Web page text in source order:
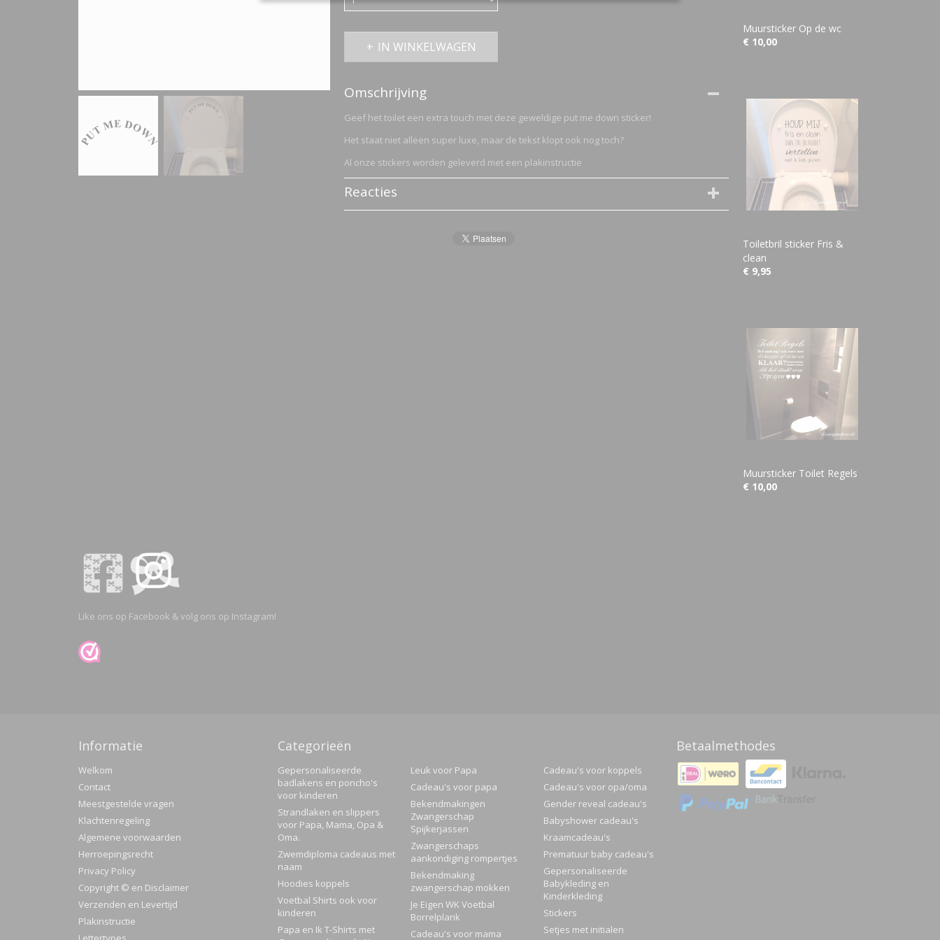
IN WINKELWAGEN
Omschrijving
Geef het toilet een extra touch met deze geweldige put me down sticker!
Het staat niet alleen super luxe, maar de tekst klopt ook nog toch?
Al onze stickers worden geleverd met een plakinstructie
Reacties
Muursticker Op de wc
€ 10,00
Toiletbril sticker Fris &
clean
€ 9,95
Muursticker Toilet Regels
€ 10,00
Like ons op Facebook & volg ons op Instagram!
Informatie
Welkom
Contact
Meestgestelde vragen
Klachtenregeling
Algemene voorwaarden
Herroepingsrecht
Privacy Policy
Copyright © en Disclaimer
Verzenden en Levertijd
Plakinstructie
Categorieën
Gepersonaliseerde
badlakens en poncho's
voor kinderen
Strandlaken en slippers
voor Papa, Mama, Opa &
Oma.
Zwemdiploma cadeaus met
naam
Hoodies koppels
Voetbal Shirts ook voor
kinderen
Papa en Ik T-Shirts met
Leuk voor Papa
Cadeau's voor papa
Bekendmakingen
Zwangerschap
Spijkerjassen
Zwangerschaps
aankondiging rompertjes
Bekendmaking
zwangerschap mokken
Je Eigen WK Voetbal
Borrelplank
Cadeau's voor mama
Cadeau's voor koppels
Cadeau's voor opa/oma
Gender reveal cadeau's
Babyshower cadeau's
Kraamcadeau's
Prematuur baby cadeau's
Gepersonaliseerde
Babykleding en
Kinderkleding
Stickers
Setjes met initialen
Betaalmethodes